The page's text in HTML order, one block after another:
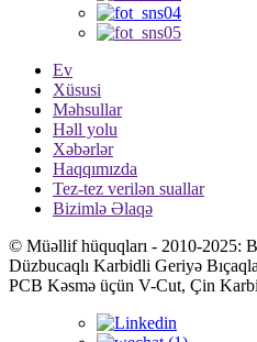
Ev
Xüsusi
Məhsullar
Həll yolu
Xəbərlər
Haqqımızda
Tez-tez verilən suallar
Bizimlə Əlaqə
© Müəllif hüquqları - 2010-2025:
Düzbucaqlı Karbidli Geriyə
PCB Kəsmə üçün V-Cut, Çin